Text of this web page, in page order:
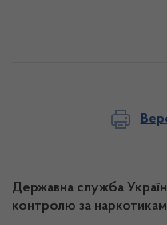
Державна служба
контролю за